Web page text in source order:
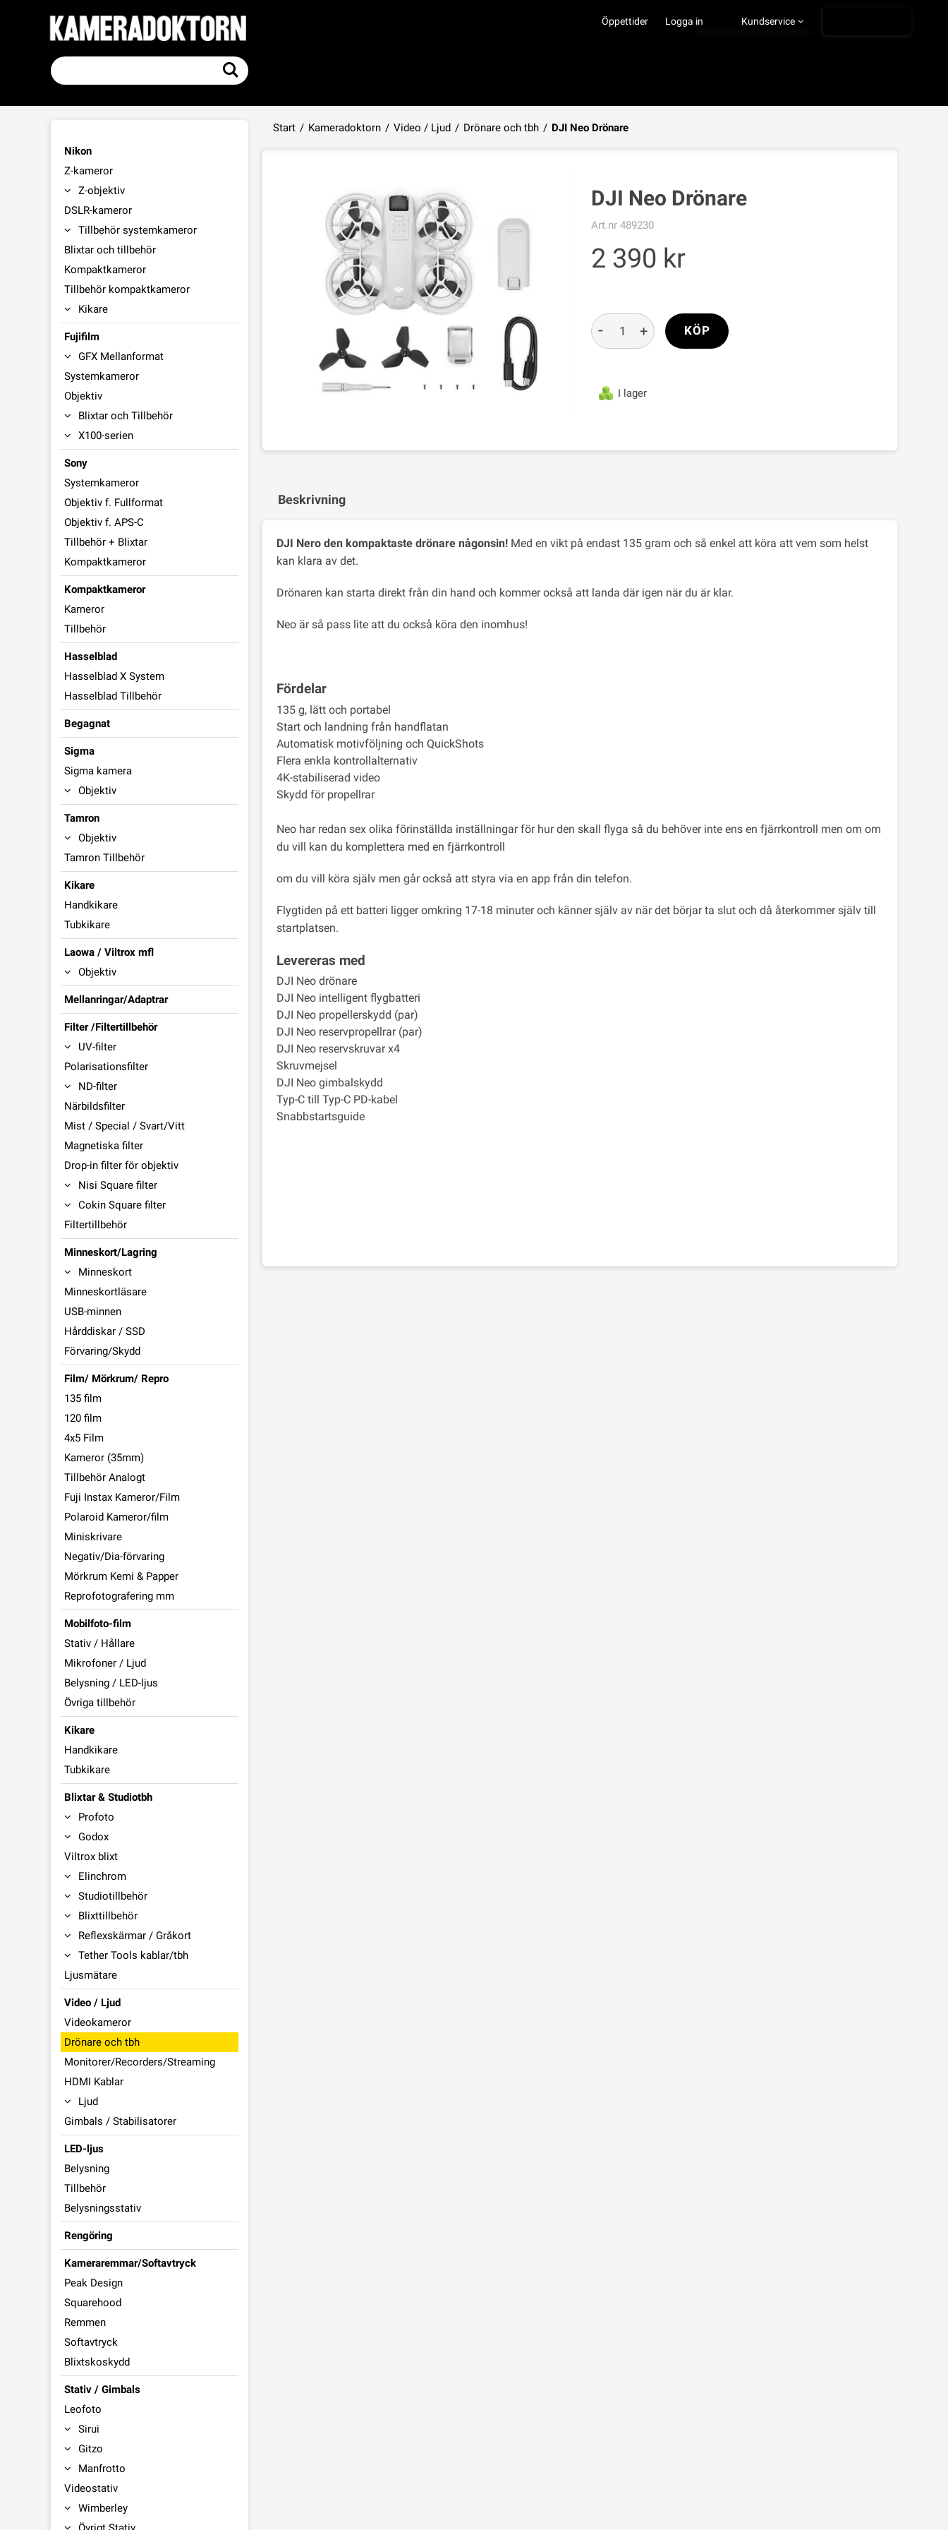
Öppettider Kundservice
Ångra köp
Logga in
Start / Kameradoktorn / Video / Ljud / Drönare och tbh / DJI Neo Drönare
Nikon
Z-kameror
Z-objektiv
DSLR-kameror
Tillbehör systemkameror
Blixtar och tillbehör
Kompaktkameror
Tillbehör kompaktkameror
Kikare
Fujifilm
GFX Mellanformat
Systemkameror
Objektiv
Blixtar och Tillbehör
X100-serien
Sony
Systemkameror
Objektiv f. Fullformat
Objektiv f. APS-C
Tillbehör + Blixtar
Kompaktkameror
Kompaktkameror
Kameror
Tillbehör
Hasselblad
Hasselblad X System
Hasselblad Tillbehör
Begagnat
Sigma
Sigma kamera
Objektiv
Tamron
Objektiv
Tamron Tillbehör
Kikare
Handkikare
Tubkikare
Laowa / Viltrox mfl
Objektiv
Mellanringar/Adaptrar
Filter /Filtertillbehör
UV-filter
Polarisationsfilter
ND-filter
Närbildsfilter
Mist / Special / Svart/Vitt
Magnetiska filter
Drop-in filter för objektiv
Nisi Square filter
Cokin Square filter
Filtertillbehör
Minneskort/Lagring
Minneskort
Minneskortläsare
USB-minnen
Hårddiskar / SSD
Förvaring/Skydd
Film/ Mörkrum/ Repro
135 film
120 film
4x5 Film
Kameror (35mm)
Tillbehör Analogt
Fuji Instax Kameror/Film
Polaroid Kameror/film
Miniskrivare
Negativ/Dia-förvaring
Mörkrum Kemi & Papper
Reprofotografering mm
Mobilfoto-film
Stativ / Hållare
Mikrofoner / Ljud
Belysning / LED-ljus
Övriga tillbehör
Kikare
Handkikare
Tubkikare
Blixtar & Studiotbh
Profoto
Godox
Viltrox blixt
Elinchrom
Studiotillbehör
Blixttillbehör
Reflexskärmar / Gråkort
Tether Tools kablar/tbh
Ljusmätare
Video / Ljud
Videokameror
Drönare och tbh
Monitorer/Recorders/Streaming
HDMI Kablar
Ljud
Gimbals / Stabilisatorer
LED-ljus
Belysning
Tillbehör
Belysningsstativ
Rengöring
Kameraremmar/Softavtryck
Peak Design
Squarehood
Remmen
Softavtryck
Blixtskoskydd
Stativ / Gimbals
Leofoto
Sirui
Gitzo
Manfrotto
Videostativ
Wimberley
DJI Neo Drönare
Art.nr 489230
2 390
I lager
- + KÖP
Beskrivning
DJI Nero den kompaktaste drönare någonsin! Med en vikt på endast 135 gram och så enkel att köra att vem som helst
kan klara av det.
Drönaren kan starta direkt från din hand och kommer också att landa där igen när du är klar.
Neo är så pass lite att du också köra den inomhus!
Fördelar
135 g, lätt och portabel
Start och landning från handflatan
Automatisk motivföljning och QuickShots
Flera enkla kontrollalternativ
4K-stabiliserad video
Skydd för propellrar
Neo har redan sex olika förinställda inställningar för hur den skall flyga så du behöver inte ens en fjärrkontroll men om om
du vill kan du komplettera med en fjärrkontroll
om du vill köra själv men går också att styra via en app från din telefon.
Flygtiden på ett batteri ligger omkring 17-18 minuter och känner själv av när det börjar ta slut och då återkommer själv till
startplatsen.
Levereras med
DJI Neo drönare
DJI Neo intelligent flygbatteri
DJI Neo propellerskydd (par)
DJI Neo reservpropellrar (par)
DJI Neo reservskruvar x4
Skruvmejsel
DJI Neo gimbalskydd
Typ-C till Typ-C PD-kabel
Snabbstartsguide